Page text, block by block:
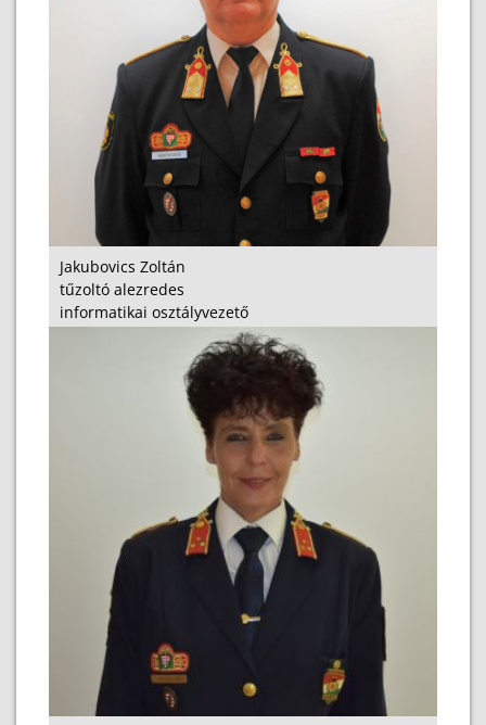
Jakubovics Zoltán
tűzoltó alezredes
informatikai osztályvezető